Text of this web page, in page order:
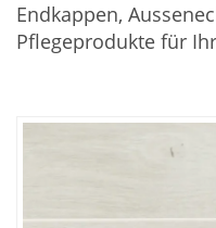
Endkappen,
Pflegeprodukte für
In